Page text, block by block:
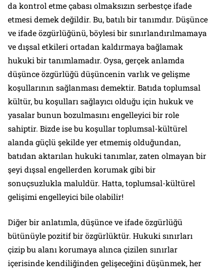
da kontrol etme çabası olmaksızın serbestçe ifade
etmesi demek değildir. Bu, batılı bir tanımdır. Düşünce
ve ifade özgürlüğünü, böylesi bir sınırlandırılmamaya
ve dışsal etkileri ortadan kaldırmaya bağlamak
hukuki bir tanımlamadır. Oysa, gerçek anlamda
düşünce özgürlüğü düşüncenin varlık ve gelişme
koşullarının sağlanması demektir. Batıda toplumsal
kültür, bu koşulları sağlayıcı olduğu için hukuk ve
yasalar bunun bozulmasını engelleyici bir role
sahiptir. Bizde ise bu koşullar toplumsal-kültürel
alanda güçlü şekilde yer etmemiş olduğundan,
batıdan aktarılan hukuki tanımlar, zaten olmayan bir
şeyi dışsal engellerden korumak gibi bir
sonuçsuzlukla maluldür. Hatta, toplumsal-kültürel
gelişimi engelleyici bile olabilir!
Diğer bir anlatımla, düşünce ve ifade özgürlüğü
bütünüyle pozitif bir özgürlüktür. Hukuki sınırları
çizip bu alanı korumaya alınca çizilen sınırlar
içerisinde kendiliğinden gelişeceğini düşünmek, her